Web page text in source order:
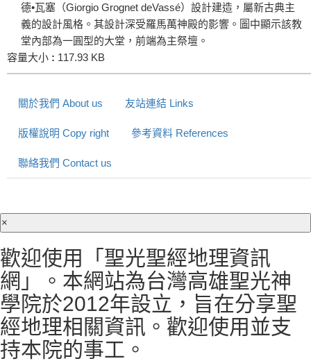
德•瓦塞（Giorgio Grognet deVassé）設計建造，屬新古典主
義的設計風格。其設計深受羅馬萬神殿的影響。圖中顯示該教
堂內部為一圓型的大堂，前端為主祭壇。
容量大小 : 117.93 KB
關於我們 About us 友站連結 Links
版權說明 Copy right 參考資料 References
聯絡我們 Contact us
×
歡迎使用「聖光聖經地理資訊
網」。本網站為台灣高雄聖光神
學院於2012年設立，旨在分享聖
經地理相關資訊。歡迎使用並支
持本院的事工。